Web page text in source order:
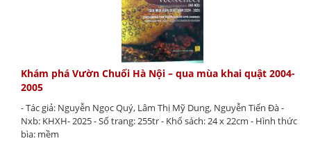
Khám phá Vườn Chuối Hà Nội – qua mùa khai quật 2004-
2005
- Tác giả: Nguyễn Ngọc Quý, Lâm Thị Mỹ Dung, Nguyễn Tiến Đà -
Nxb: KHXH- 2025 - Số trang: 255tr - Khổ sách: 24 x 22cm - Hình thức
bìa: mềm